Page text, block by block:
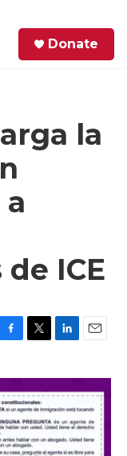
Donate
la
ICE
i
t
t
e
r
n
k
e
d
I
n
a
i
l